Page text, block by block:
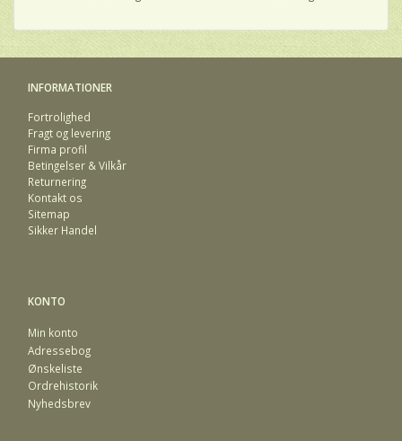
INFORMATIONER
Fortrolighed
Fragt og levering
Firma profil
Betingelser & Vilkår
Returnering
Kontakt os
Sitemap
Sikker Handel
KONTO
Min konto
Adressebog
Ønskeliste
Ordrehistorik
Nyhedsbrev